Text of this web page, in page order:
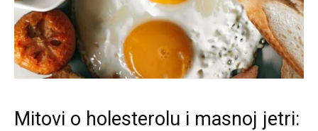
Mitovi o holesterolu i masnoj jetri: